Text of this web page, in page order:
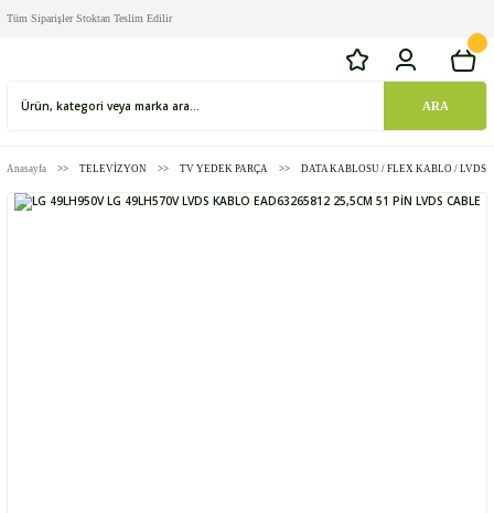
Tüm Siparişler Stoktan Teslim Edilir
ARA
Anasayfa TELEVİZYON TV YEDEK PARÇA DATA KABLOSU / FLEX KABLO / LVDS